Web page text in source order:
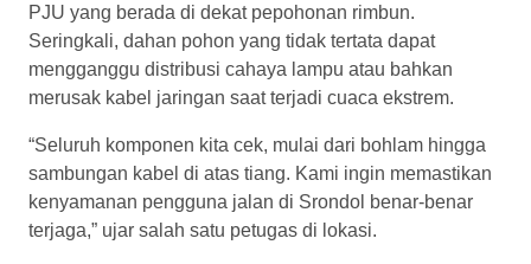
PJU yang berada di dekat pepohonan rimbun.
Seringkali, dahan pohon yang tidak tertata dapat
mengganggu distribusi cahaya lampu atau bahkan
merusak kabel jaringan saat terjadi cuaca ekstrem.
“Seluruh komponen kita cek, mulai dari bohlam hingga
sambungan kabel di atas tiang. Kami ingin memastikan
kenyamanan pengguna jalan di Srondol benar-benar
terjaga,” ujar salah satu petugas di lokasi.